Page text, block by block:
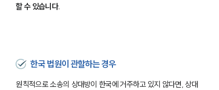
할 수 있습니다.
한국 법원이 관할하는 경우
원칙적으로 소송의 상대방이 한국에 거주하고 있지 않다면, 상대